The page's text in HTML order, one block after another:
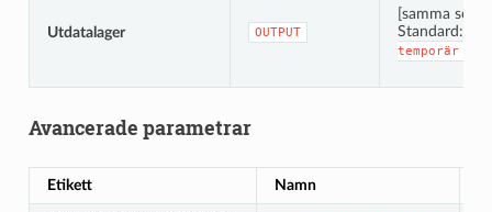
Utdatalager OUTPUT
[samma som
Standard:
temporär
Avancerade parametrar
Etikett Namn